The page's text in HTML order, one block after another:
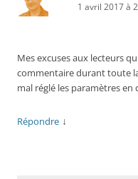
1 avril 2017 à
Mes excuses aux lecteurs
commentaire durant toute
mal réglé les paramètres en
Répondre ↓